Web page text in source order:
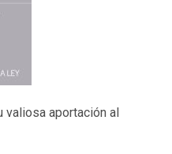
valiosa aportación al